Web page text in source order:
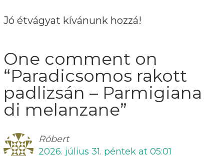
Jó étvágyat kívánunk hozzá!
One comment on
“Paradicsomos rakott
padlizsán – Parmigiana
di melanzane”
Róbert
2026. július 31. péntek at 05:01